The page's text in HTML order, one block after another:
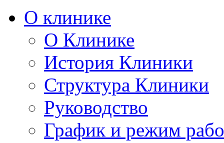
О клинике
О Клинике
История Клиники
Структура Клиники
Руководство
График и режим